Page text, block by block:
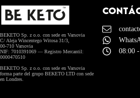
BEKETO Sp. z o.o. con sede en Varsovia
C/ Aleja Wincentego Witosa 31/3,
00-710 Varsovia
NIF: 7010391069 — Registro Mercantil:
0000470510
BEKETO Sp. z o.o. con sede en Varsovia
forma parte del grupo BEKETO LTD con sede
en Londres.
08:00